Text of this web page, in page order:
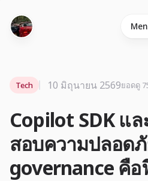
Copilot SDK แล
สอบความปลอด
governance คือ
Tech 10 มิถุนายน 2569ยอดดู